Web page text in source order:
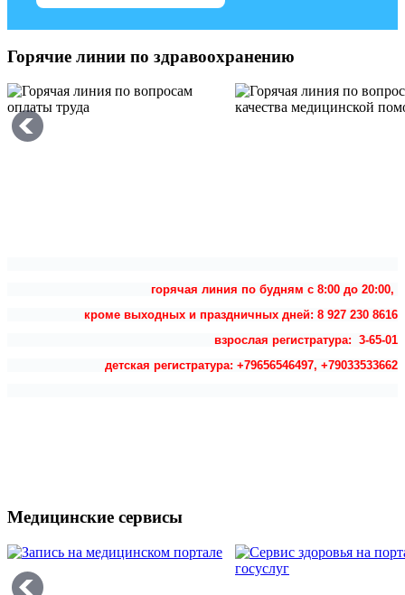
Горячие линии по здравоохранению
горячая линия по будням с 8:00 до 20:00,
кроме выходных и праздничных дней: 8 927 230 8616
взрослая регистратура: 3-65-01
детская регистратура: +79656546497, +79033533662
Медицинские сервисы